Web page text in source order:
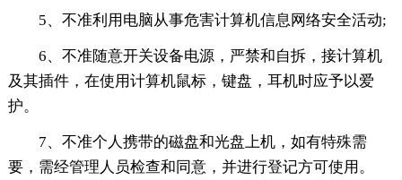
5、不准利用电脑从事危害计算机信息网络安全活动;
6、不准随意开关设备电源，严禁和自拆，接计算机
及其插件，在使用计算机鼠标，键盘，耳机时应予以爱
护。
7、不准个人携带的磁盘和光盘上机，如有特殊需
要，需经管理人员检查和同意，并进行登记方可使用。